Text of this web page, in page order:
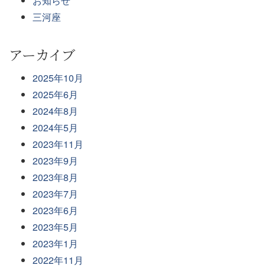
三河座
アーカイブ
2025年10月
2025年6月
2024年8月
2024年5月
2023年11月
2023年9月
2023年8月
2023年7月
2023年6月
2023年5月
2023年1月
2022年11月